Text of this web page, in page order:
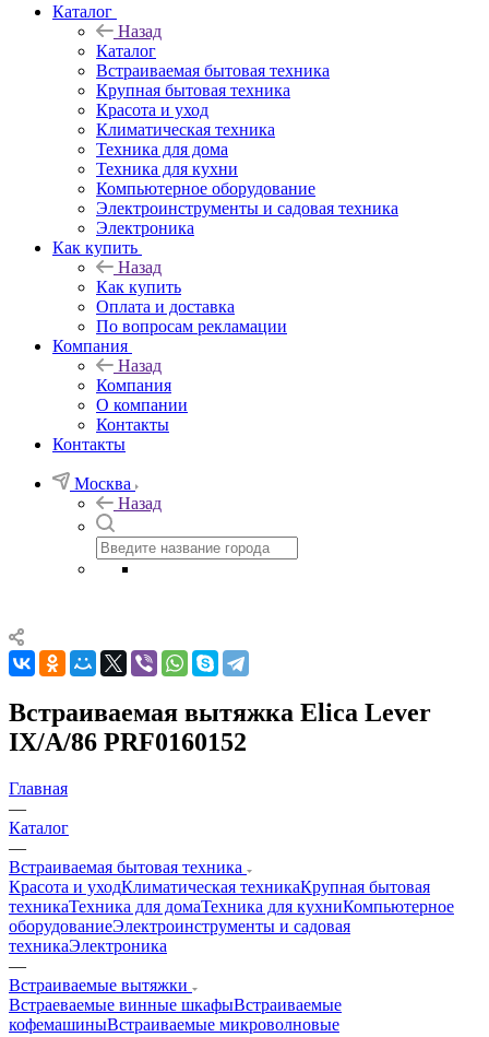
Каталог
Назад
Каталог
Встраиваемая бытовая техника
Крупная бытовая техника
Красота и уход
Климатическая техника
Техника для дома
Техника для кухни
Компьютерное оборудование
Электроинструменты и садовая техника
Электроника
Как купить
Назад
Как купить
Оплата и доставка
По вопросам рекламации
Компания
Назад
Компания
О компании
Контакты
Контакты
Москва
Назад
Встраиваемая вытяжка Elica Lever
IX/A/86 PRF0160152
Главная
—
Каталог
—
Встраиваемая бытовая техника
Красота и уходКлиматическая техникаКрупная бытовая
техникаТехника для домаТехника для кухниКомпьютерное
оборудованиеЭлектроинструменты и садовая
техникаЭлектроника
—
Встраиваемые вытяжки
Встраеваемые винные шкафыВстраиваемые
кофемашиныВстраиваемые микроволновые